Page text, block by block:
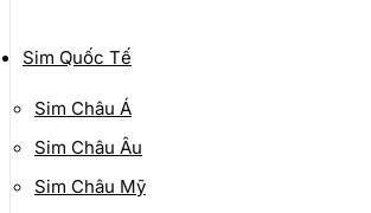
Sim Quốc Tế
Sim Châu Á
Sim Châu Âu
Sim Châu Mỹ